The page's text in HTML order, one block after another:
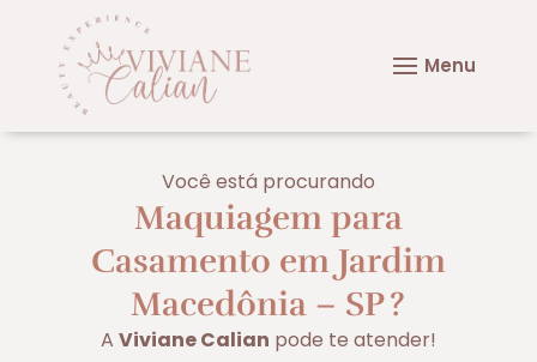
Você está procurando
Maquiagem para
Casamento em Jardim
Macedônia – SP?
A Viviane Calian pode te atender!